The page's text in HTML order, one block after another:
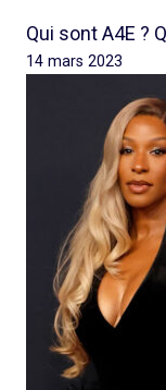
Qui sont A4E ?
14 mars 2023